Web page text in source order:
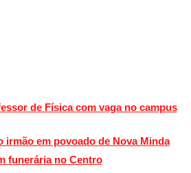
de Física com vaga no campus
em povoado de Nova Minda
funerária no Centro